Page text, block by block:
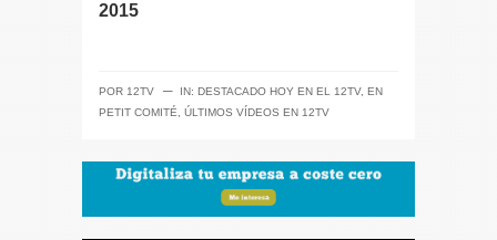
2015
POR 12TV ─ IN: DESTACADO HOY EN EL 12TV, EN
PETIT COMITÉ
ÚLTIMOS VÍDEOS EN 12TV